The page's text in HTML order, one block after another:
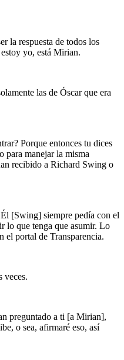
la respuesta de todos los
yo, está Mirian.
las de Óscar que era
Porque entonces tu dices
para manejar la misma
recibido a Richard Swing o
[Swing] siempre pedía con el
lo que tenga que asumir. Lo
el portal de Transparencia.
veces.
preguntado a ti [a Mirian],
o sea, afirmaré eso, así